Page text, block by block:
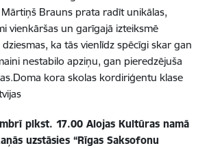
Brauns prata radīt unikālas,
vienkāršas un garīgajā izteiksmē
ka tās vienlīdz spēcīgi skar gan
nestabilo apziņu, gan pieredzējuša
Doma kora skolas kordiriģentu klase
plkst. 17.00 Alojas Kultūras namā
uzstāsies “Rīgas Saksofonu